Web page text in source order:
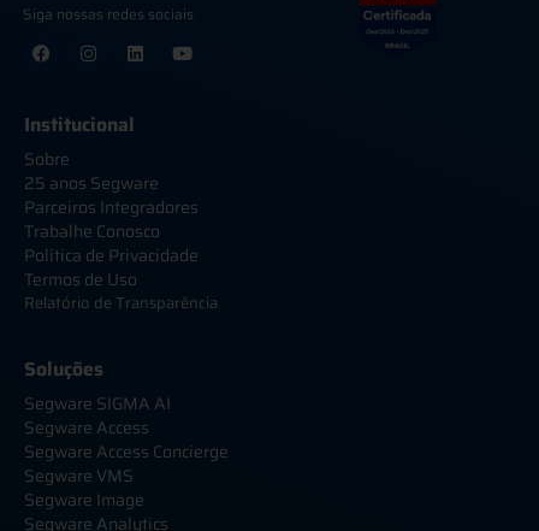
Siga nossas redes sociais
Institucional
Sobre
25 anos Segware
Parceiros Integradores
Trabalhe Conosco
Política de Privacidade
Termos de Uso
Relatório de Transparência
Soluções
Segware SIGMA AI
Segware Access
Segware Access Concierge
Segware VMS
Segware Image
Segware Analytics